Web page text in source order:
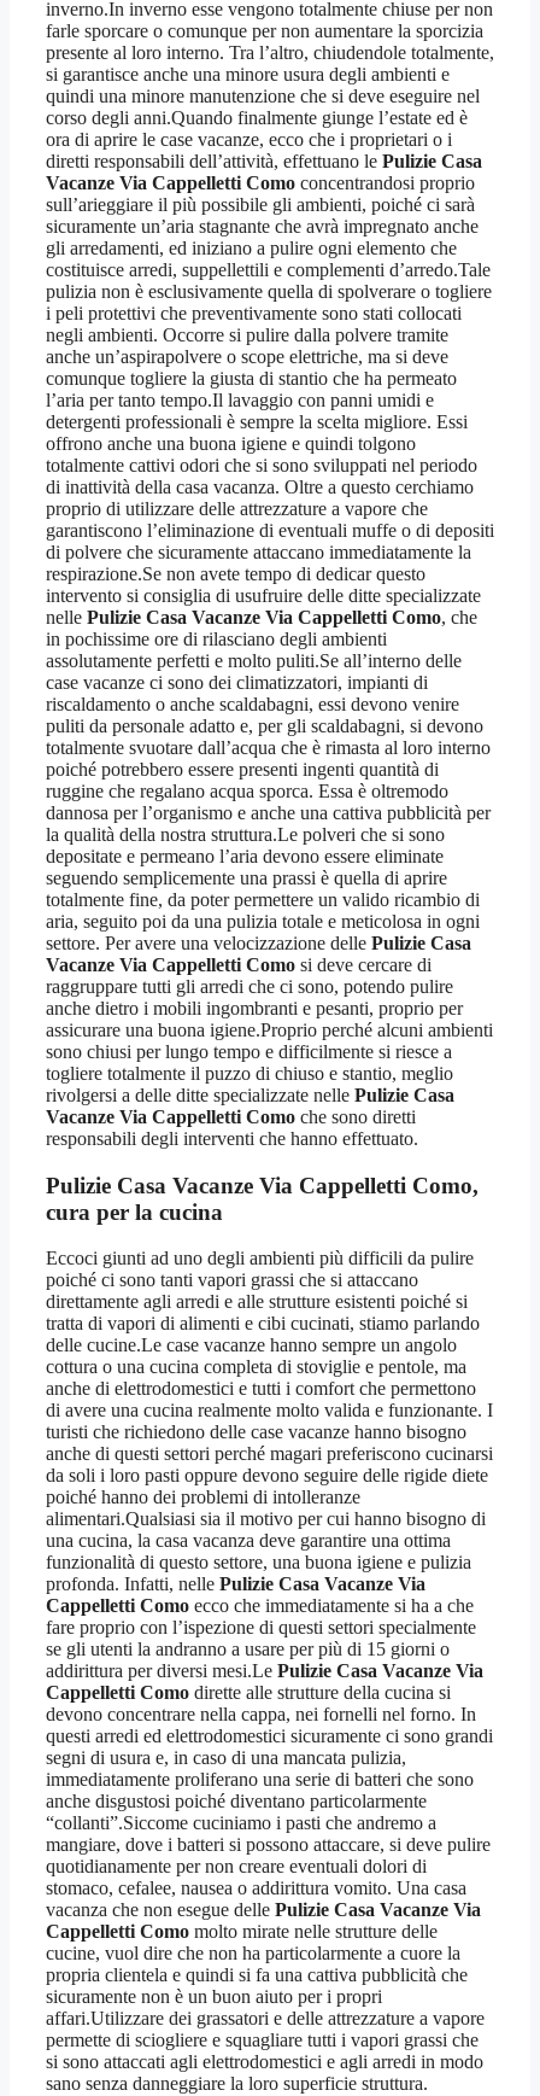
inverno.In inverno esse vengono totalmente chiuse per non
farle sporcare o comunque per non aumentare la sporcizia
presente al loro interno. Tra l’altro, chiudendole totalmente,
si garantisce anche una minore usura degli ambienti e
quindi una minore manutenzione che si deve eseguire nel
corso degli anni.Quando finalmente giunge l’estate ed è
ora di aprire le case vacanze, ecco che i proprietari o i
diretti responsabili dell’attività, effettuano le Pulizie Casa
Vacanze Via Cappelletti Como concentrandosi proprio
sull’arieggiare il più possibile gli ambienti, poiché ci sarà
sicuramente un’aria stagnante che avrà impregnato anche
gli arredamenti, ed iniziano a pulire ogni elemento che
costituisce arredi, suppellettili e complementi d’arredo.Tale
pulizia non è esclusivamente quella di spolverare o togliere
i peli protettivi che preventivamente sono stati collocati
negli ambienti. Occorre si pulire dalla polvere tramite
anche un’aspirapolvere o scope elettriche, ma si deve
comunque togliere la giusta di stantio che ha permeato
l’aria per tanto tempo.Il lavaggio con panni umidi e
detergenti professionali è sempre la scelta migliore. Essi
offrono anche una buona igiene e quindi tolgono
totalmente cattivi odori che si sono sviluppati nel periodo
di inattività della casa vacanza. Oltre a questo cerchiamo
proprio di utilizzare delle attrezzature a vapore che
garantiscono l’eliminazione di eventuali muffe o di depositi
di polvere che sicuramente attaccano immediatamente la
respirazione.Se non avete tempo di dedicar questo
intervento si consiglia di usufruire delle ditte specializzate
nelle Pulizie Casa Vacanze Via Cappelletti Como, che
in pochissime ore di rilasciano degli ambienti
assolutamente perfetti e molto puliti.Se all’interno delle
case vacanze ci sono dei climatizzatori, impianti di
riscaldamento o anche scaldabagni, essi devono venire
puliti da personale adatto e, per gli scaldabagni, si devono
totalmente svuotare dall’acqua che è rimasta al loro interno
poiché potrebbero essere presenti ingenti quantità di
ruggine che regalano acqua sporca. Essa è oltremodo
dannosa per l’organismo e anche una cattiva pubblicità per
la qualità della nostra struttura.Le polveri che si sono
depositate e permeano l’aria devono essere eliminate
seguendo semplicemente una prassi è quella di aprire
totalmente fine, da poter permettere un valido ricambio di
aria, seguito poi da una pulizia totale e meticolosa in ogni
settore. Per avere una velocizzazione delle Pulizie Casa
Vacanze Via Cappelletti Como si deve cercare di
raggruppare tutti gli arredi che ci sono, potendo pulire
anche dietro i mobili ingombranti e pesanti, proprio per
assicurare una buona igiene.Proprio perché alcuni ambienti
sono chiusi per lungo tempo e difficilmente si riesce a
togliere totalmente il puzzo di chiuso e stantio, meglio
rivolgersi a delle ditte specializzate nelle Pulizie Casa
Vacanze Via Cappelletti Como che sono diretti
responsabili degli interventi che hanno effettuato.
Pulizie Casa Vacanze Via Cappelletti Como,
cura per la cucina
Eccoci giunti ad uno degli ambienti più difficili da pulire
poiché ci sono tanti vapori grassi che si attaccano
direttamente agli arredi e alle strutture esistenti poiché si
tratta di vapori di alimenti e cibi cucinati, stiamo parlando
delle cucine.Le case vacanze hanno sempre un angolo
cottura o una cucina completa di stoviglie e pentole, ma
anche di elettrodomestici e tutti i comfort che permettono
di avere una cucina realmente molto valida e funzionante. I
turisti che richiedono delle case vacanze hanno bisogno
anche di questi settori perché magari preferiscono cucinarsi
da soli i loro pasti oppure devono seguire delle rigide diete
poiché hanno dei problemi di intolleranze
alimentari.Qualsiasi sia il motivo per cui hanno bisogno di
una cucina, la casa vacanza deve garantire una ottima
funzionalità di questo settore, una buona igiene e pulizia
profonda. Infatti, nelle Pulizie Casa Vacanze Via
Cappelletti Como ecco che immediatamente si ha a che
fare proprio con l’ispezione di questi settori specialmente
se gli utenti la andranno a usare per più di 15 giorni o
addirittura per diversi mesi.Le Pulizie Casa Vacanze Via
Cappelletti Como dirette alle strutture della cucina si
devono concentrare nella cappa, nei fornelli nel forno. In
questi arredi ed elettrodomestici sicuramente ci sono grandi
segni di usura e, in caso di una mancata pulizia,
immediatamente proliferano una serie di batteri che sono
anche disgustosi poiché diventano particolarmente
“collanti”.Siccome cuciniamo i pasti che andremo a
mangiare, dove i batteri si possono attaccare, si deve pulire
quotidianamente per non creare eventuali dolori di
stomaco, cefalee, nausea o addirittura vomito. Una casa
vacanza che non esegue delle Pulizie Casa Vacanze Via
Cappelletti Como molto mirate nelle strutture delle
cucine, vuol dire che non ha particolarmente a cuore la
propria clientela e quindi si fa una cattiva pubblicità che
sicuramente non è un buon aiuto per i propri
affari.Utilizzare dei grassatori e delle attrezzature a vapore
permette di sciogliere e squagliare tutti i vapori grassi che
si sono attaccati agli elettrodomestici e agli arredi in modo
sano senza danneggiare la loro superficie struttura.